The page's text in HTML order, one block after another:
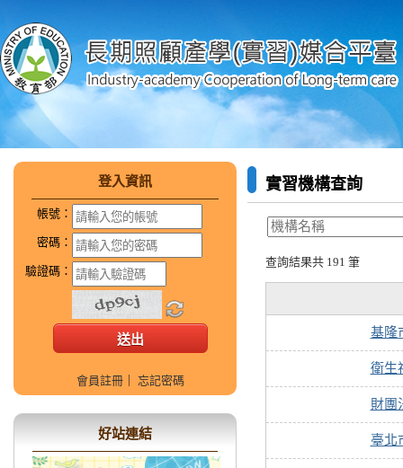
登入資訊
帳號：
密碼：
驗證碼：
會員註冊 忘記密碼
好站連結
實習機構查詢
查詢結果共 191 筆
基隆
衛生
財團
臺北